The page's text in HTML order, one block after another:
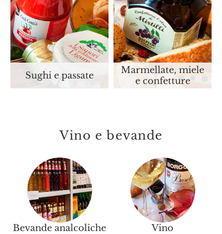
Sughi e passate
Marmellate, miele
e confetture
Vino e bevande
Bevande analcoliche Vino